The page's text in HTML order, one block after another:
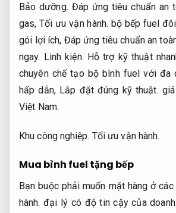
Bảo dưỡng. Đáp ứng tiêu chuẩn an
gas,Tối ưu vận hành. bộ bếp fuel
gói lợi ích, Đáp ứng tiêu chuẩn an
ngay. Linh kiện. Hỗ trợ kỹ thuật
chuyên chế tạo bộ bình fuel với đa
hấp dẫn, Lắp đặt đúng kỹ thuật.
Việt Nam.
Khu công nghiệp. Tối ưu vận hành.
Mua bình fuel tặng bếp
Bạn buộc phải muốn mặt hàng ở
hành. đại lý có độ tin cậy của